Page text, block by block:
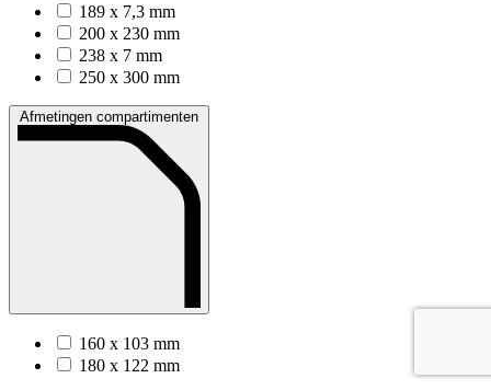
189 x 7,3 mm
200 x 230 mm
238 x 7 mm
250 x 300 mm
Afmetingen compartimenten
160 x 103 mm
180 x 122 mm